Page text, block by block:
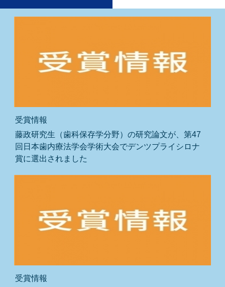
受賞情報
藤政研究生（歯科保存学分野）の研究論文が、第47
回日本歯内療法学会学術大会でデンツプライシロナ
賞に選出されました
受賞情報